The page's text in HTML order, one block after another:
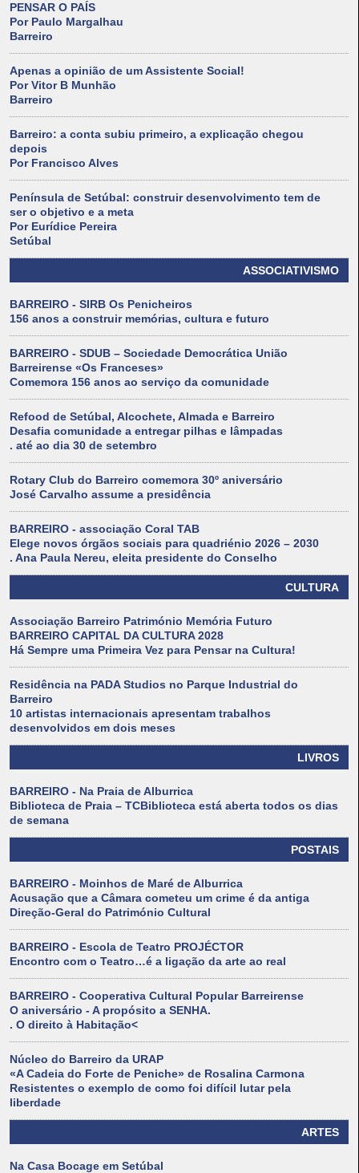
PENSAR O PAÍS
Por Paulo Margalhau
Barreiro
Apenas a opinião de um Assistente Social!
Por Vitor B Munhão
Barreiro
Barreiro: a conta subiu primeiro, a explicação chegou
depois
Por Francisco Alves
Península de Setúbal: construir desenvolvimento tem de
ser o objetivo e a meta
Por Eurídice Pereira
Setúbal
ASSOCIATIVISMO
BARREIRO - SIRB Os Penicheiros
156 anos a construir memórias, cultura e futuro
BARREIRO - SDUB – Sociedade Democrática União
Barreirense «Os Franceses»
Comemora 156 anos ao serviço da comunidade
Refood de Setúbal, Alcochete, Almada e Barreiro
Desafia comunidade a entregar pilhas e lâmpadas
. até ao dia 30 de setembro
Rotary Club do Barreiro comemora 30º aniversário
José Carvalho assume a presidência
BARREIRO - associação Coral TAB
Elege novos órgãos sociais para quadriénio 2026 – 2030
. Ana Paula Nereu, eleita presidente do Conselho
CULTURA
Associação Barreiro Património Memória Futuro
BARREIRO CAPITAL DA CULTURA 2028
Há Sempre uma Primeira Vez para Pensar na Cultura!
Residência na PADA Studios no Parque Industrial do
Barreiro
10 artistas internacionais apresentam trabalhos
desenvolvidos em dois meses
LIVROS
BARREIRO - Na Praia de Alburrica
Biblioteca de Praia – TCBiblioteca está aberta todos os dias
de semana
POSTAIS
BARREIRO - Moinhos de Maré de Alburrica
Acusação que a Câmara cometeu um crime é da antiga
Direção-Geral do Património Cultural
BARREIRO - Escola de Teatro PROJÉCTOR
Encontro com o Teatro…é a ligação da arte ao real
BARREIRO - Cooperativa Cultural Popular Barreirense
O aniversário - A propósito a SENHA.
. O direito à Habitação<
Núcleo do Barreiro da URAP
«A Cadeia do Forte de Peniche» de Rosalina Carmona
Resistentes o exemplo de como foi difícil lutar pela
liberdade
ARTES
Na Casa Bocage em Setúbal